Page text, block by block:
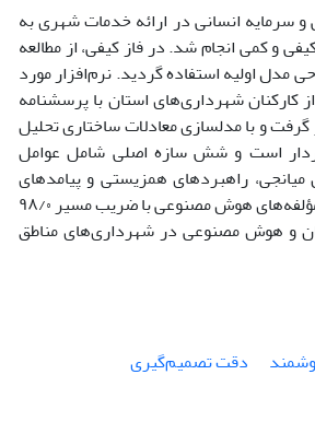
انسانی در ارائه خدمات شهری به
و کمی انجام شد. در فاز کیفی، از مطالعه
کمک ۲۰ خبره برای کشف و طراحی مدل اولیه استفاده گردید. نرم‌افزار مورد
بخش مکس‌کیودا بود. در فاز کمّی، داده‌های 300 نفر از کارکنان شهرداری‌های استان با پرسشنامه
و با مدلسازی معادلات ساختاری تحلیل
است و شش سازه اصلی شامل عوامل
راهبردهای همزیستی و پیامدهای
مطلوب را در بر می‌گیرد. قوی‌ترین رابطه در مدل بین عوامل زمینه‌ای و مؤلفه‌های هوش مصنوعی با ضریب مسیر ۹۸/۰
و هوش مصنوعی در شهرداری‌های مناطق
دقت تصمیم‌گیری